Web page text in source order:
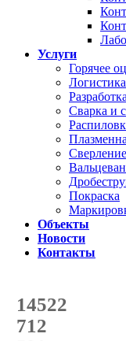
Услуги
Горячее
Логистика
Сварка и
Покраска
Объекты
Новости
Контакты
14522
с начала года
712
с начала месяца